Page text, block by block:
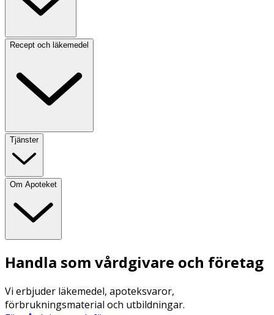
Recept och läkemedel
Tjänster
Om Apoteket
Handla som vårdgivare och företag
Vi erbjuder läkemedel, apoteksvaror,
förbrukningsmaterial och utbildningar.